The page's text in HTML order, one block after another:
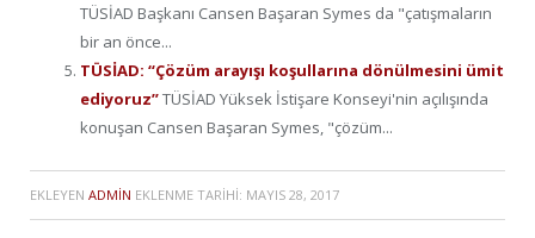
TÜSİAD Başkanı Cansen Başaran Symes da "çatışmaların
bir an önce...
TÜSİAD: “Çözüm arayışı koşullarına dönülmesini ümit
ediyoruz”TÜSİAD Yüksek İstişare Konseyi'nin açılışında
konuşan Cansen Başaran Symes, "çözüm...
EKLEYEN ADMIN EKLENME TARIHI: MAYIS 28, 2017